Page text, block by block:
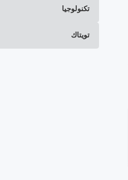
تكنولوجيا
تويتاك